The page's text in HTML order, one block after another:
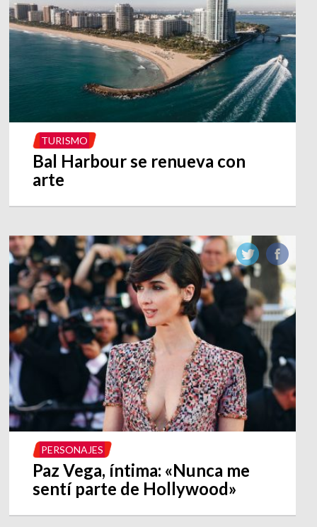
TURISMO
Bal Harbour se renueva con
arte
PERSONAJES
Paz Vega, íntima: «Nunca me
sentí parte de Hollywood»